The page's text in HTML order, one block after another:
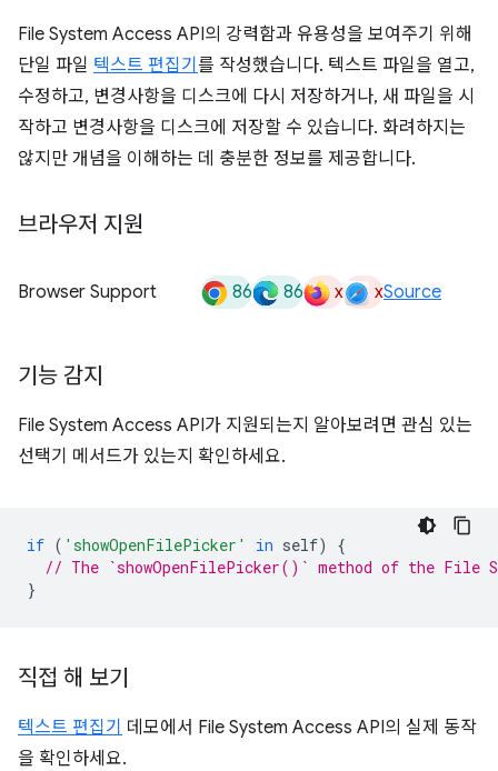
File System Access API의 강력함과 유용성을 보여주기 위해
단일 파일 텍스트 편집기 를 작성했습니다. 텍스트 파일을 열고,
수정하고, 변경사항을 디스크에 다시 저장하거나, 새 파일을 시
작하고 변경사항을 디스크에 저장할 수 있습니다. 화려하지는
않지만 개념을 이해하는 데 충분한 정보를 제공합니다.
브라우저 지원
Browser Support 86 86 x xSource
기능 감지
File System Access API가 지원되는지 알아보려면 관심 있는
선택기 메서드가 있는지 확인하세요.
if ( 'showOpenFilePicker' in self)
{
// The `showOpenFilePicker()` method of the File
}
직접 해 보기
텍스트 편집기 데모에서 File System Access API의 실제 동작
을 확인하세요.